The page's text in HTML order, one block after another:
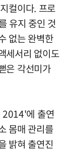
컬이다. 프로
유지 중인 것
없는 완벽한
세서리 없이도
은 각선미가
2014'에 출연
몸매 관리를
밝혀 출연진